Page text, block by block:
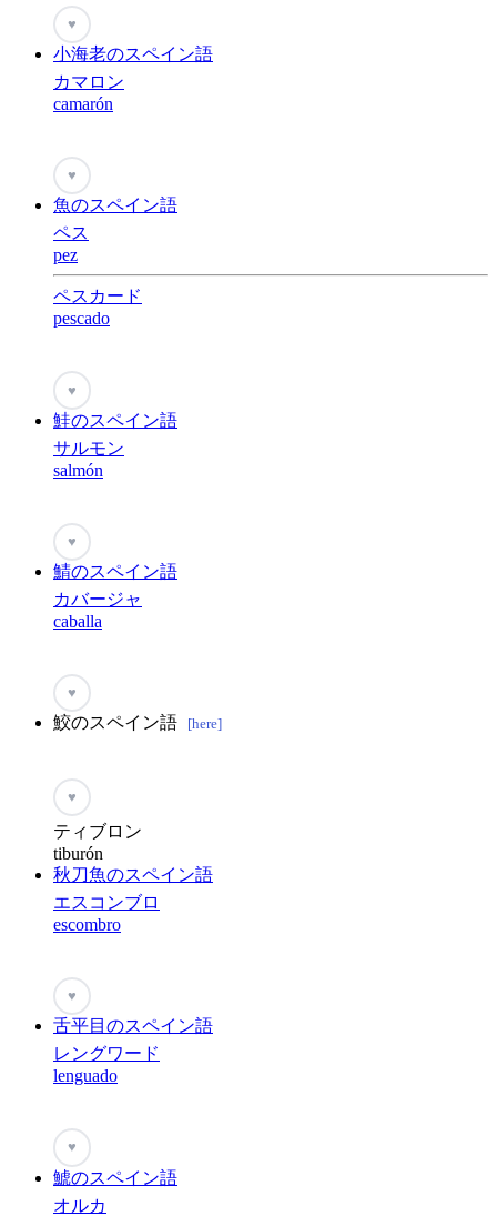
♥
小海老のスペイン語
カマロン
camarón
♥
魚のスペイン語
ペス
pez
ペスカード
pescado
♥
鮭のスペイン語
サルモン
salmón
♥
鯖のスペイン語
カバージャ
caballa
♥
鮫のスペイン語 [here]
♥
ティブロン
tiburón
秋刀魚のスペイン語
エスコンブロ
escombro
♥
舌平目のスペイン語
レングワード
lenguado
♥
鯱のスペイン語
オルカ